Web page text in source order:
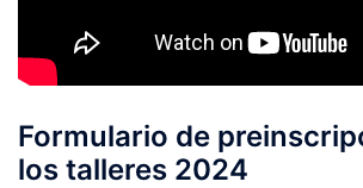
Formulario de
los talleres 2024